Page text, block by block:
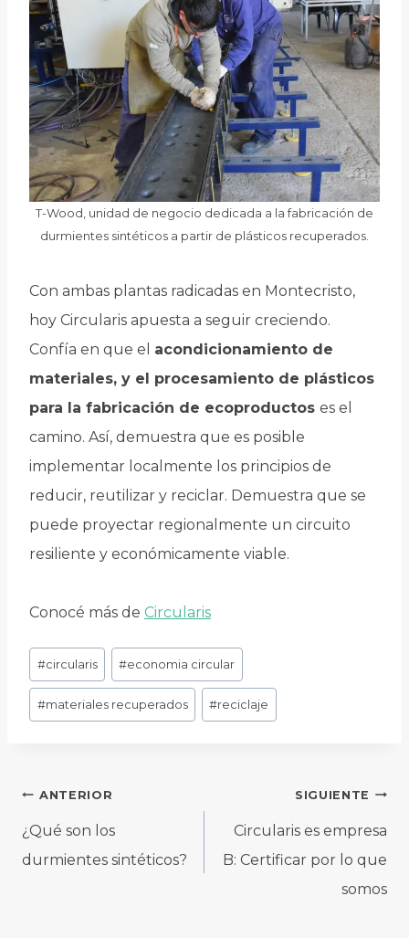
T-Wood, unidad de negocio dedicada a la fabricación de
durmientes sintéticos a partir de plásticos recuperados.
Con ambas plantas radicadas en Montecristo,
hoy Circularis apuesta a seguir creciendo.
Confía en que el acondicionamiento de
materiales, y el procesamiento de plásticos
para la fabricación de ecoproductos es el
camino. Así, demuestra que es posible
implementar localmente los principios de
reducir, reutilizar y reciclar. Demuestra que se
puede proyectar regionalmente un circuito
resiliente y económicamente viable.
Conocé más de Circularis
Etiquetas
de
la
#circularis #economia circular
#materiales recuperados #reciclaje
Navegación
de
entradas
ANTERIOR
¿Qué son los
durmientes sintéticos?
SIGUIENTE
Circularis es empresa
B: Certificar por lo que
somos